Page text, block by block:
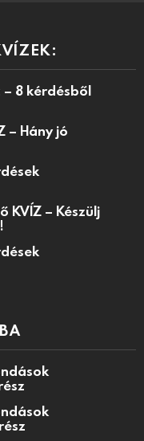
8 kérdésből
– Hány jó
KVÍZ – Készülj